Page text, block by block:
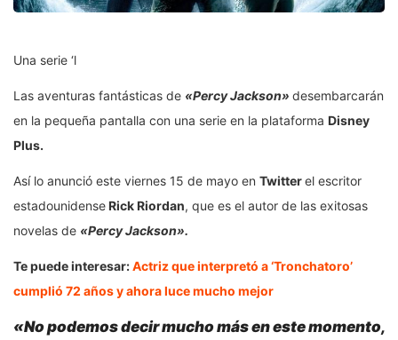
Una serie ‘l
Las aventuras fantásticas de «Percy Jackson» desembarcarán
en la pequeña pantalla con una serie en la plataforma Disney
Plus.
Así lo anunció este viernes 15 de mayo en Twitterel escritor
estadounidenseRick Riordan, que es el autor de las exitosas
novelas de «Percy Jackson».
Te puede interesar:Actriz que interpretó a ‘Tronchatoro’
cumplió 72 años y ahora luce mucho mejor
«No podemos decir mucho más en este momento,